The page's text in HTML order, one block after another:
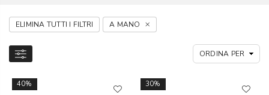
ELIMINA TUTTI I FILTRI A MANO
40% 30%